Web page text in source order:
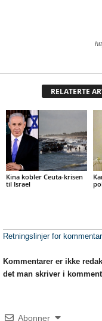
RELATERTE
Kina kobler Ceuta-krisen
til Israel
Retningslinjer for
Kommentarer er ikke
det man skriver i
Abonner